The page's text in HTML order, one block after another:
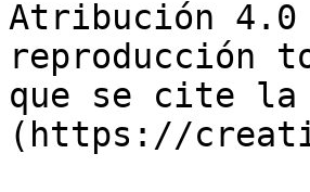
Atribución
reproducción
que se cite
(https://